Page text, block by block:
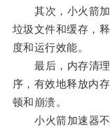
其次，小火箭加
垃圾文件和缓存，
度和运行效能。
最后，内存清理
序，有效地释放内
顿和崩溃。
小火箭加速器不